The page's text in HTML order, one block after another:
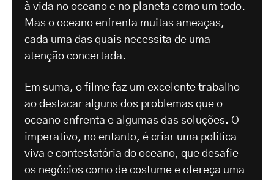
à vida no oceano e no planeta como um todo.
Mas o oceano enfrenta muitas ameaças,
cada uma das quais necessita de uma
atenção concertada.
Em suma, o filme faz um excelente trabalho
ao destacar alguns dos problemas que o
oceano enfrenta e algumas das soluções. O
imperativo, no entanto, é criar uma política
viva e contestatória do oceano, que desafie
os negócios como de costume e ofereça uma